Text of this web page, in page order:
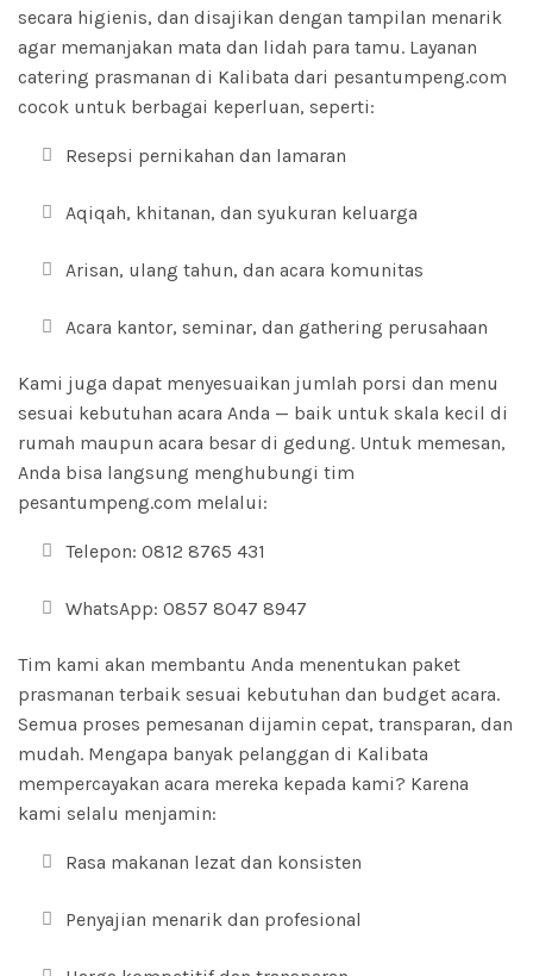
secara higienis, dan disajikan dengan tampilan menarik
agar memanjakan mata dan lidah para tamu. Layanan
catering prasmanan di Kalibata dari pesantumpeng.com
cocok untuk berbagai keperluan, seperti:
Resepsi pernikahan dan lamaran
Aqiqah, khitanan, dan syukuran keluarga
Arisan, ulang tahun, dan acara komunitas
Acara kantor, seminar, dan gathering perusahaan
Kami juga dapat menyesuaikan jumlah porsi dan menu
sesuai kebutuhan acara Anda — baik untuk skala kecil di
rumah maupun acara besar di gedung. Untuk memesan,
Anda bisa langsung menghubungi tim
pesantumpeng.com melalui:
Telepon: 0812 8765 431
WhatsApp: 0857 8047 8947
Tim kami akan membantu Anda menentukan paket
prasmanan terbaik sesuai kebutuhan dan budget acara.
Semua proses pemesanan dijamin cepat, transparan, dan
mudah. Mengapa banyak pelanggan di Kalibata
mempercayakan acara mereka kepada kami? Karena
kami selalu menjamin:
Rasa makanan lezat dan konsisten
Penyajian menarik dan profesional